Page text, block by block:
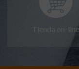
Tienda on-line